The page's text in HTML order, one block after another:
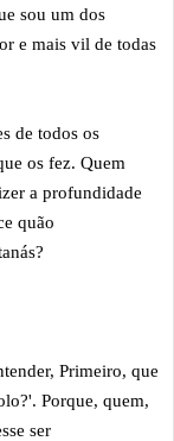
sou um dos
e mais vil de todas
de todos os
os fez. Quem
a profundidade
quão
Primeiro, que
Porque, quem,
ser